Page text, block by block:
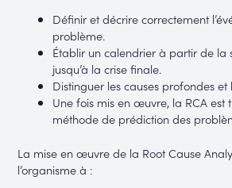
Définir et décrire correctement
problème.
Établir un calendrier à partir de la
jusqu’à la crise finale.
Distinguer les causes profondes
Une fois mis en œuvre, la RCA est
méthode de prédiction des
La mise en œuvre de la Root Cause
l’organisme à :